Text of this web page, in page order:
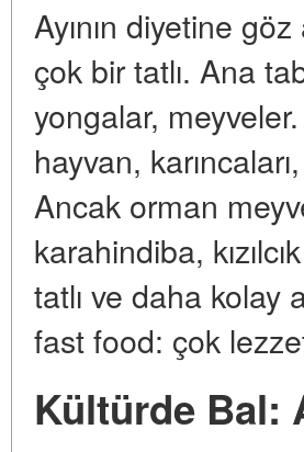
Ayının diyetine
çok bir tatlı. Ana
yongalar,
hayvan,
Ancak orman
karahindiba,
tatlı ve daha kolay
fast food: çok
Kültürde Bal: